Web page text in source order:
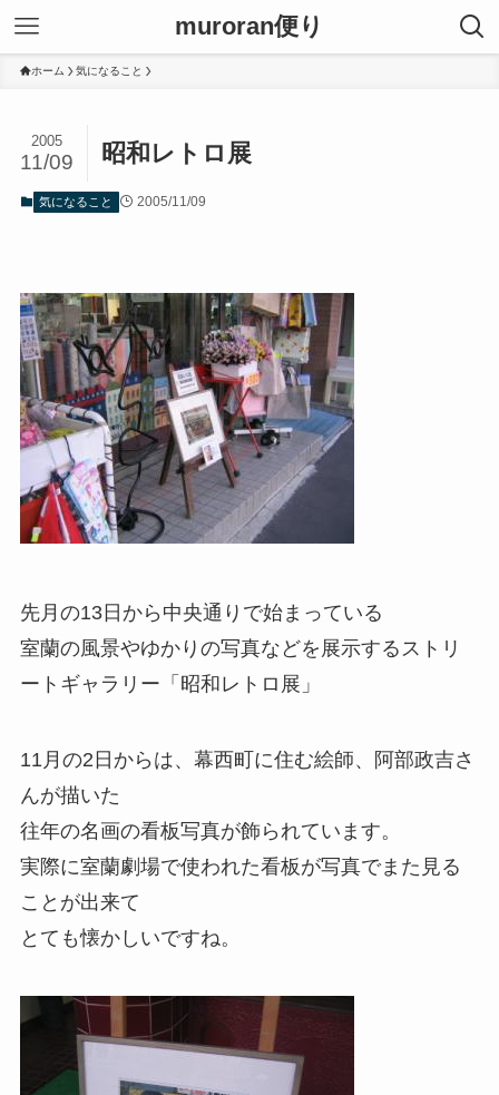
muroran便り
ホーム 気になること
昭和レトロ展
2005
11/09
気になること 2005/11/09
先月の13日から中央通りで始まっている
室蘭の風景やゆかりの写真などを展示するストリ
ートギャラリー「昭和レトロ展」
11月の2日からは、幕西町に住む絵師、阿部政吉さ
んが描いた
往年の名画の看板写真が飾られています。
実際に室蘭劇場で使われた看板が写真でまた見る
ことが出来て
とても懐かしいですね。